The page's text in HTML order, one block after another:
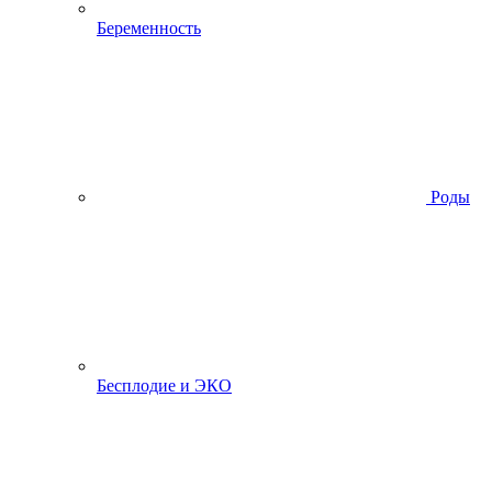
Беременность
Роды
Бесплодие и ЭКО